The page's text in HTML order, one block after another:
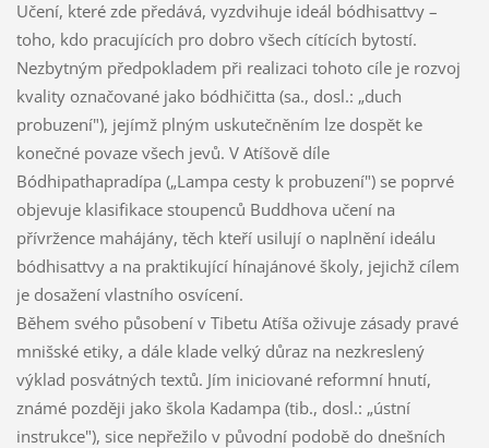
Učení, které zde předává, vyzdvihuje ideál bódhisattvy –
toho, kdo pracujících pro dobro všech cítících bytostí.
Nezbytným předpokladem při realizaci tohoto cíle je rozvoj
kvality označované jako bódhičitta (sa., dosl.: „duch
probuzení"), jejímž plným uskutečněním lze dospět ke
konečné povaze všech jevů. V Atíšově díle
Bódhipathapradípa („Lampa cesty k probuzení") se poprvé
objevuje klasifikace stoupenců Buddhova učení na
přívržence mahájány, těch kteří usilují o naplnění ideálu
bódhisattvy a na praktikující hínajánové školy, jejichž cílem
je dosažení vlastního osvícení.
Během svého působení v Tibetu Atíša oživuje zásady pravé
mnišské etiky, a dále klade velký důraz na nezkreslený
výklad posvátných textů. Jím iniciované reformní hnutí,
známé později jako škola Kadampa (tib., dosl.: „ústní
instrukce"), sice nepřežilo v původní podobě do dnešních